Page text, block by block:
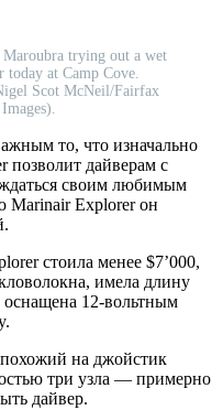
trying out a wet
at Camp Cove.
Scot McNeil/Fairfax
то, что изначально
позволит дайверам с
своим любимым
Marinair Explorer он
стоила менее $7’000,
имела длину
оснащена 12-вольтным
на джойстик
три узла — примерно
дайвер.